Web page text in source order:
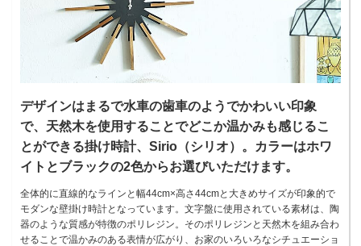
デザインはまるで水車の歯車のようでかわいい印象
で、天然木を使用することでどこか温かみも感じるこ
とができる掛け時計、Sirio（シリオ）。カラーはホワ
イトとブラックの2色からお選びいただけます。
全体的に直線的なラインと幅44cm×高さ44cmと大きめサイズが印象的で
モダンな壁掛け時計となっています。文字盤に使用されている素材は、陶
器のような質感が特徴のポリレジン。そのポリレジンと天然木を組み合わ
せることで温かみのある表情が広がり、お家のいろいろなシチュエーショ